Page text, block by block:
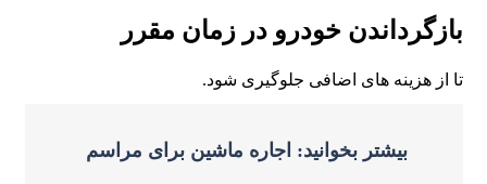
بازگرداندن خودرو در زمان مقرر
تا از هزینه های اضافی جلوگیری شود.
بیشتر بخوانید: اجاره ماشین برای مراسم